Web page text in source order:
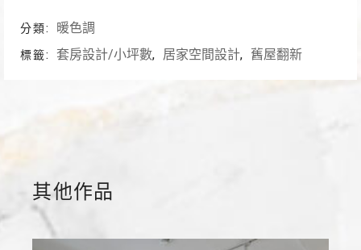
分類: 暖色調
標籤: 套房設計/小坪數, 居家空間設計, 舊屋翻新
其他作品